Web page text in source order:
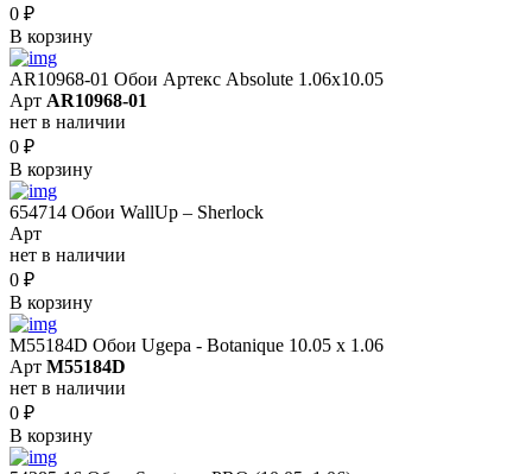
0 ₽
В корзину
AR10968-01 Обои Артекс Absolute 1.06x10.05
Арт AR10968-01
нет в наличии
0 ₽
В корзину
654714 Обои WallUp – Sherlock
Арт
нет в наличии
0 ₽
В корзину
M55184D Обои Ugepa - Botanique 10.05 х 1.06
Арт M55184D
нет в наличии
0 ₽
В корзину